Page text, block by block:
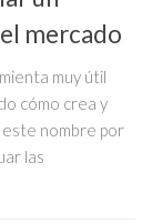
mercado
muy útil
cómo crea y
nombre por
las